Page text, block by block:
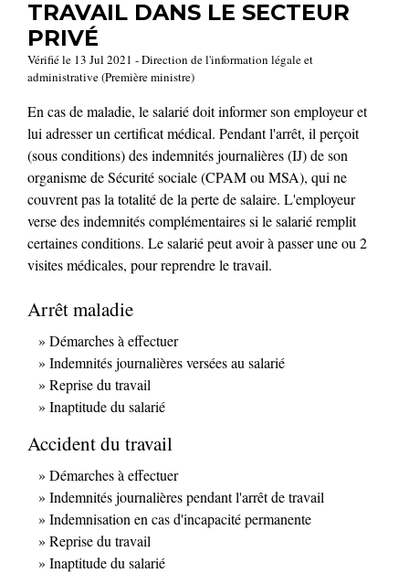
TRAVAIL DANS LE SECTEUR
PRIVÉ
Vérifié le 13 Jul 2021 - Direction de l'information légale et
administrative (Première ministre)
En cas de maladie, le salarié doit informer son employeur et
lui adresser un certificat médical. Pendant l'arrêt, il perçoit
(sous conditions) des indemnités journalières (IJ) de son
organisme de Sécurité sociale (CPAM ou MSA), qui ne
couvrent pas la totalité de la perte de salaire. L'employeur
verse des indemnités complémentaires si le salarié remplit
certaines conditions. Le salarié peut avoir à passer une ou 2
visites médicales, pour reprendre le travail.
Arrêt maladie
Démarches à effectuer
Indemnités journalières versées au salarié
Reprise du travail
Inaptitude du salarié
Accident du travail
Démarches à effectuer
Indemnités journalières pendant l'arrêt de travail
Indemnisation en cas d'incapacité permanente
Reprise du travail
Inaptitude du salarié